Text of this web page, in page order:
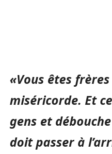
«Vous êtes
miséricorde. Et
gens et
doit passer à